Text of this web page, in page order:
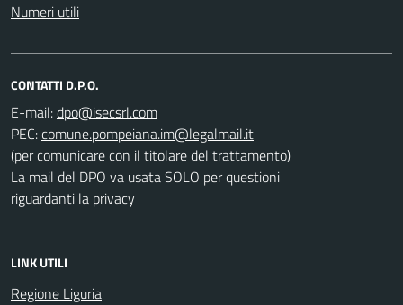
Numeri utili
CONTATTI D.P.O.
E-mail:
PEC:
(per comunicare con il titolare del trattamento)
La mail del DPO va usata SOLO per questioni
riguardanti la privacy
LINK UTILI
Regione Liguria